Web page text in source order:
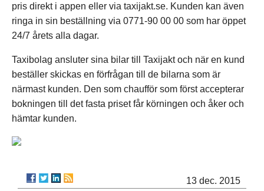
pris direkt i appen eller via taxijakt.se. Kunden kan även
ringa in sin beställning via 0771-90 00 00 som har öppet
24/7 årets alla dagar.
Taxibolag ansluter sina bilar till Taxijakt och när en kund
beställer skickas en förfrågan till de bilarna som är
närmast kunden. Den som chaufför som först accepterar
bokningen till det fasta priset får körningen och åker och
hämtar kunden.
13 dec. 2015